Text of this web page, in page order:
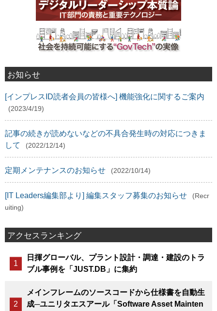
お知らせ
[インプレスID読者会員の皆様へ] 機能強化に関するご案内
(2023/4/19)
記事の続きが読めないなどの不具合発生時の対応につきま
して
(2022/12/14)
定期メンテナンスのお知らせ (2022/10/14)
[IT Leaders編集部より] 編集スタッフ募集のお知らせ
(Recr
uiting)
アクセスランキング
日揮グローバル、プラント設計・調達・建設のトラ
ブル事例を「JUST.DB」に集約
メインフレームのソースコードから仕様書を自動生
成─ユニリタエスアール「Software Asset Mainten